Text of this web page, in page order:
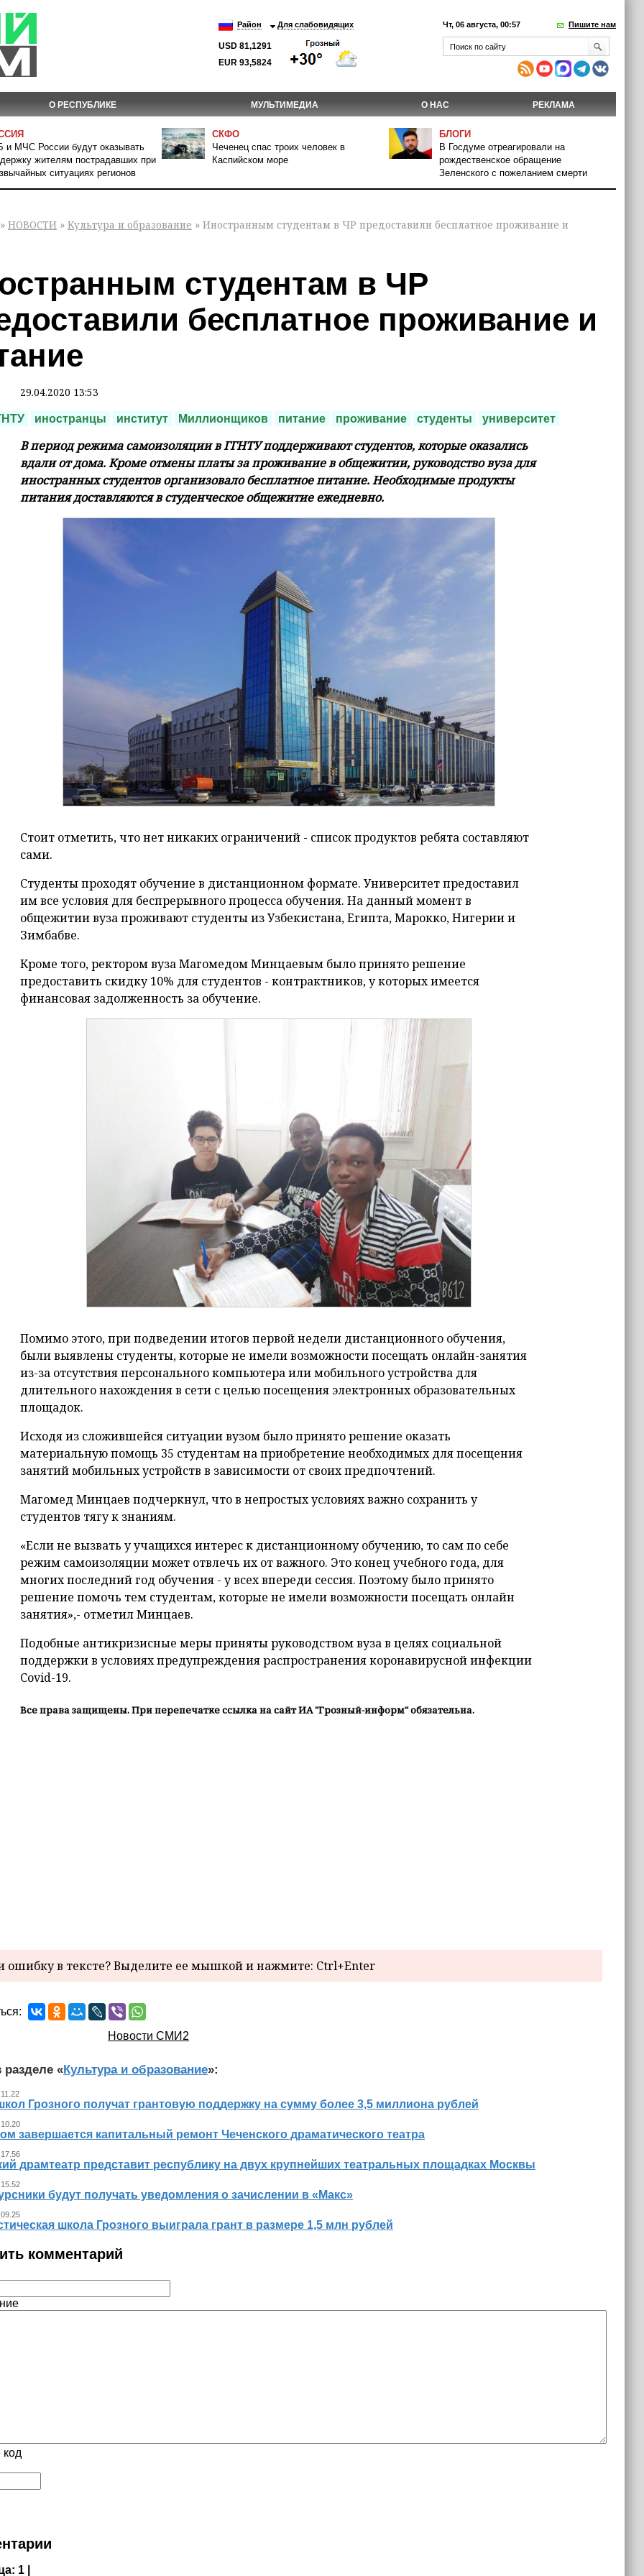
Район Для слабовидящих
USD 81,1291
EUR 93,5824
Чт, 06 августа, 00:57 Пишите нам
О РЕСПУБЛИКЕ МУЛЬТИМЕДИА О НАС РЕКЛАМА
и МЧС России будут оказывать
жителям пострадавших при
ситуациях регионов
СКФО
Чеченец спас троих человек в
Каспийском море
БЛОГИ
В Госдуме отреагировали на
рождественское обращение
Зеленского с пожеланием смерти
» НОВОСТИ » Культура и образование » Иностранным студентам в ЧР предоставили бесплатное проживание и
студентам в ЧР
бесплатное проживание и
29.04.2020 13:53
иностранцы институт Миллионщиков питание проживание студенты университет
В период режима самоизоляции в ГГНТУ поддерживают студентов, которые оказались
вдали от дома. Кроме отмены платы за проживание в общежитии, руководство вуза для
иностранных студентов организовало бесплатное питание. Необходимые продукты
питания доставляются в студенческое общежитие ежедневно.
Стоит отметить, что нет никаких ограничений - список продуктов ребята составляют
сами.
Студенты проходят обучение в дистанционном формате. Университет предоставил
им все условия для беспрерывного процесса обучения. На данный момент в
общежитии вуза проживают студенты из Узбекистана, Египта, Марокко, Нигерии и
Зимбабве.
Кроме того, ректором вуза Магомедом Минцаевым было принято решение
предоставить скидку 10% для студентов - контрактников, у которых имеется
финансовая задолженность за обучение.
Помимо этого, при подведении итогов первой недели дистанционного обучения,
были выявлены студенты, которые не имели возможности посещать онлайн-занятия
из-за отсутствия персонального компьютера или мобильного устройства для
длительного нахождения в сети с целью посещения электронных образовательных
площадок.
Исходя из сложившейся ситуации вузом было принято решение оказать
материальную помощь 35 студентам на приобретение необходимых для посещения
занятий мобильных устройств в зависимости от своих предпочтений.
Магомед Минцаев подчеркнул, что в непростых условиях важно сохранить у
студентов тягу к знаниям.
«Если не вызвать у учащихся интерес к дистанционному обучению, то сам по себе
режим самоизоляции может отвлечь их от важного. Это конец учебного года, для
многих последний год обучения - у всех впереди сессия. Поэтому было принято
решение помочь тем студентам, которые не имели возможности посещать онлайн
занятия»,- отметил Минцаев.
Подобные антикризисные меры приняты руководством вуза в целях социальной
поддержки в условиях предупреждения распространения коронавирусной инфекции
Covid-19.
Все права защищены. При перепечатке ссылка на сайт ИА "Грозный-информ" обязательна.
в тексте? Выделите ее мышкой и нажмите: Ctrl+Enter
Новости СМИ2
разделе «Культура и образование»:
Грозного получат грантовую поддержку на сумму более 3,5 миллиона рублей
завершается капитальный ремонт Чеченского драматического театра
драмтеатр представит республику на двух крупнейших театральных площадках Москвы
будут получать уведомления о зачислении в «Макс»
школа Грозного выиграла грант в размере 1,5 млн рублей
комментарий
код
1 |